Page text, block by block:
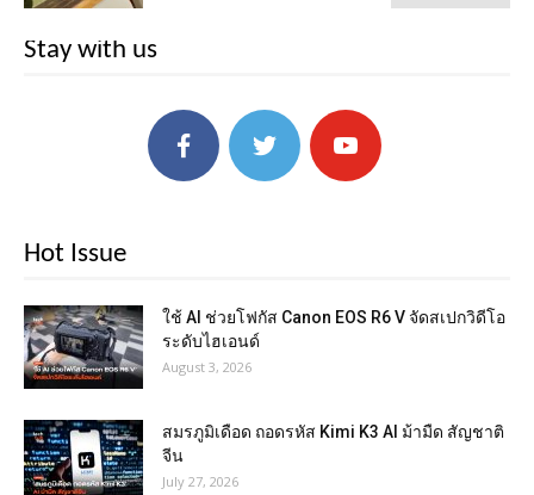
Stay with us
Hot Issue
ใช้ AI ช่วยโฟกัส Canon EOS R6 V จัดสเปกวิดีโอ
ระดับไฮเอนด์
August 3, 2026
สมรภูมิเดือด ถอดรหัส Kimi K3 AI ม้ามืด สัญชาติ
จีน
July 27, 2026